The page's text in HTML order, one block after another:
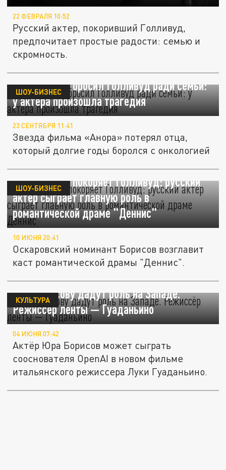
22 ФЕВРАЛЯ 10:52
Русский актер, покоривший Голливуд,
предпочитает простые радости: семью и
скромность.
Юра Борисов бросил Голливуд ради семьи:
у актёра произошла трагедия
ШОУ-БИЗНЕС
23 СЕНТЯБРЯ 11:41
Звезда фильма «Анора» потерял отца,
который долгие годы боролся с онкологией
Юра Борисов покоряет Голливуд: русский
актёр сыграет главную роль в
романтической драме "Деннис"
ШОУ-БИЗНЕС
10 ИЮНЯ 20:41
Оскаровский номинант Борисов возглавит
каст романтической драмы "Деннис".
Юре Борисову дадут роль на Западе.
Режиссёр ленты — Гуаданьино
КУЛЬТУРА
04 ИЮНЯ 07:42
Актёр Юра Борисов может сыграть
сооснователя OpenAI в новом фильме
итальянского режиссера Луки Гуаданьино.